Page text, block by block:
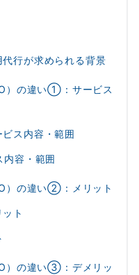
行が求められる背景
）の違い①：サービス
ス内容・範囲
内容・範囲
）の違い②：メリット
ト
）の違い③：デメリッ